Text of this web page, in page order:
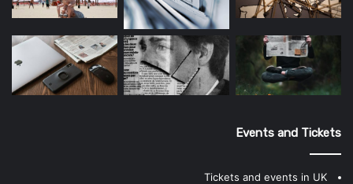
Events and Tickets
Tickets and events in UK